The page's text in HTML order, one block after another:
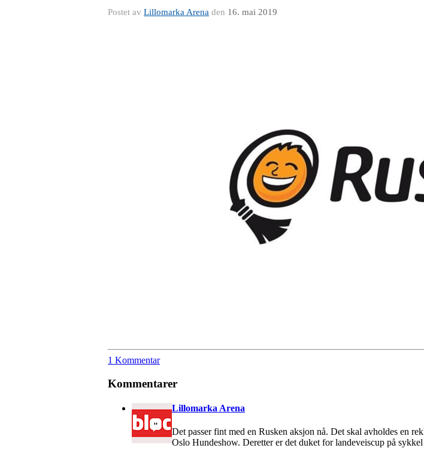
Postet av Lillomarka Arena den 16. mai 2019
1 Kommentar
Kommentarer
Lillomarka Arena
Det passer fint med en Rusken aksjon nå. Det skal avholdes en
Oslo Hundeshow. Deretter er det duket for landeveiscup på